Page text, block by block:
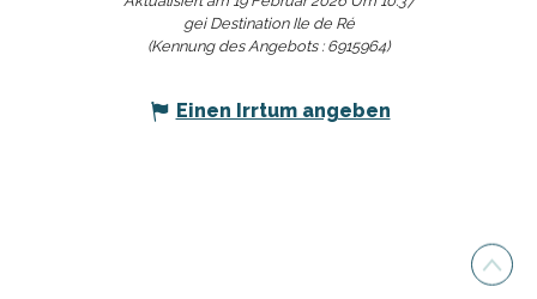
gei Destination Ile de Ré
(Kennung des Angebots : 6915964)
Einen Irrtum angeben